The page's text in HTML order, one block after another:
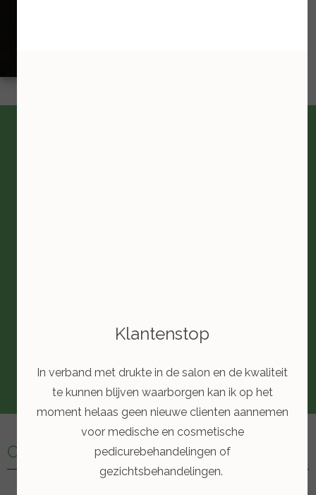
Contactgegevens
Klantenstop
In verband met drukte in de salon en de kwaliteit
te kunnen blijven waarborgen kan ik op het
moment helaas geen nieuwe clienten aannemen
voor medische en cosmetische
pedicurebehandelingen of
gezichtsbehandelingen.